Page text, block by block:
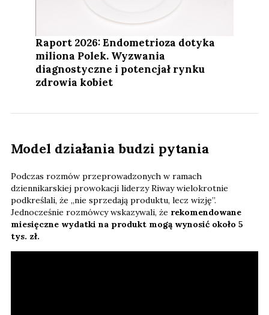
Raport 2026: Endometrioza dotyka
miliona Polek. Wyzwania
diagnostyczne i potencjał rynku
zdrowia kobiet
Model działania budzi pytania
Podczas rozmów przeprowadzonych w ramach
dziennikarskiej prowokacji liderzy Riway wielokrotnie
podkreślali, że „nie sprzedają produktu, lecz wizję”.
Jednocześnie rozmówcy wskazywali, że rekomendowane
miesięczne wydatki na produkt mogą wynosić około 5
tys. zł.